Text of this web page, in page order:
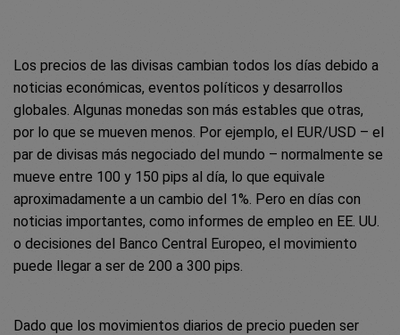
Los precios de las divisas cambian todos los días debido a
noticias económicas, eventos políticos y desarrollos
globales. Algunas monedas son más estables que otras,
por lo que se mueven menos. Por ejemplo, el EUR/USD – el
par de divisas más negociado del mundo – normalmente se
mueve entre 100 y 150 pips al día, lo que equivale
aproximadamente a un cambio del 1%. Pero en días con
noticias importantes, como informes de empleo en EE. UU.
o decisiones del Banco Central Europeo, el movimiento
puede llegar a ser de 200 a 300 pips.
Dado que los movimientos diarios de precio pueden ser